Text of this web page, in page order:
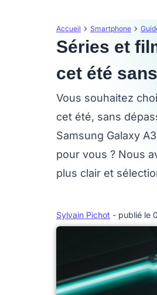
Accueil Smartphone
Séries et
cet été
Vous souhaitez
cet été, sans
Samsung Galaxy
pour vous ? Nous
plus clair et
Sylvain Pichot - publié le